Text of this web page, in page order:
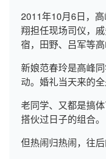
2011年10月6日，
翔担任现场司仪，
宿，田野、吕军等
新娘范春玲是高峰
动。婚礼当天来的
老同学、又都是搞
搭伙过日子的组合。
但热闹归热闹，往后